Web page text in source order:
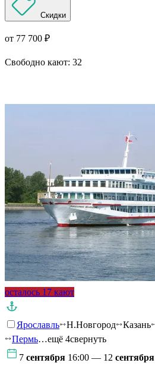
Скидки
от 77 700 ₽
Свободно кают: 32
осталось 17 кают
Ярославль Н.Новгород Казань
Пермь…ещё 4свернуть
7 сентября 16:00 — 12 сентября